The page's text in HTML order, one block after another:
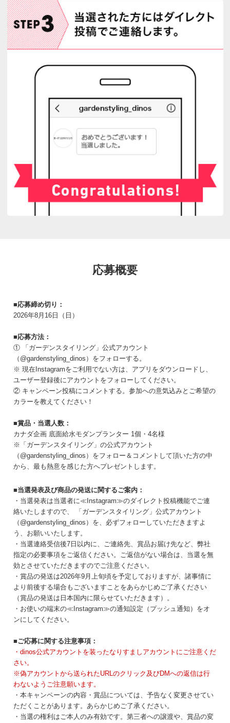
応募概要
■応募締め切り：
2026年8月16日（日）
■応募方法：
①
「ガーデンスタイリング」公式アカウント
（@gardenstyling_dinos） をフォローする。
※ 現在Instagramをご利用でない方は、アプリをダウンロードし、
ユーザー登録後にアカウントをフォローしてください。
② キャンペーン投稿にコメントする。参加への意気込みとご希望の
カラーを教えてください！
■賞品・当選人数：
カナダ企画 底面給水モダンプランター 1個・4名様
※ 「ガーデンスタイリング」の公式アカウント
（@gardenstyling_dinos） をフォロー＆コメントして頂いた方の中
から、最も熱意を感じた方へプレゼントします。
■当選発表及び商品の発送に関するご案内：
・当選発表は当選者に≪Instagram≫のダイレクト投稿機能でご連
絡いたしますので、
「ガーデンスタイリング」公式アカウント
（@gardenstyling_dinos） を、必ずフォローしていただきますよ
う、お願いいたします。
・当選連絡受信後7日以内に、ご連絡先、賞品お届け先など、弊社
指定の必要事項をご返信ください。ご返信がない場合は、当選を無
効とさせていただきますのでご注意ください。
・賞品の発送は2026年9月上旬頃を予定しておりますが、諸事情に
より前後する場合もございますことをあらかじめご了承ください
（賞品の発送は日本国内に限らせていただきます）。
・お使いの端末の≪Instagram≫の通知設定（プッシュ通知）をオ
ンにしてください。
■ご応募に関する注意事項：
・dinos公式アカウントを装ったなりすましアカウントにご注意くだ
さい。
※偽アカウントから送られたURLのクリック及びDMへの返信は行
わないようご注意願います。
・本キャンペーンの内容・賞品については、予告なく変更させてい
ただくことがあります。あらかじめご了承ください。
・当選の権利はご本人のみ有効です。第三者への譲渡や、賞品の変